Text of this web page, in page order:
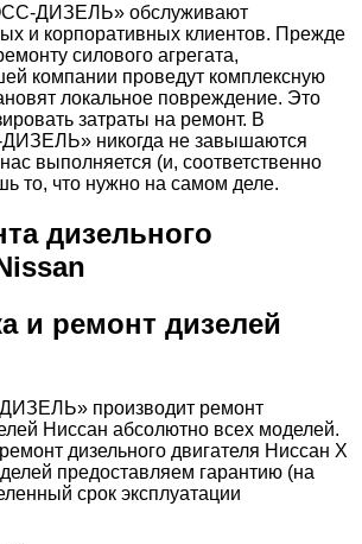
ДИЗЕЛЬ» обслуживают
и корпоративных клиентов. Прежде
силового агрегата,
компании проведут комплексную
локальное повреждение. Это
затраты на ремонт. В
никогда не завышаются
выполняется (и, соответственно
то, что нужно на самом деле.
дизельного
и ремонт дизелей
производит ремонт
Ниссан абсолютно всех моделей.
дизельного двигателя Ниссан Х
предоставляем гарантию (на
срок эксплуатации